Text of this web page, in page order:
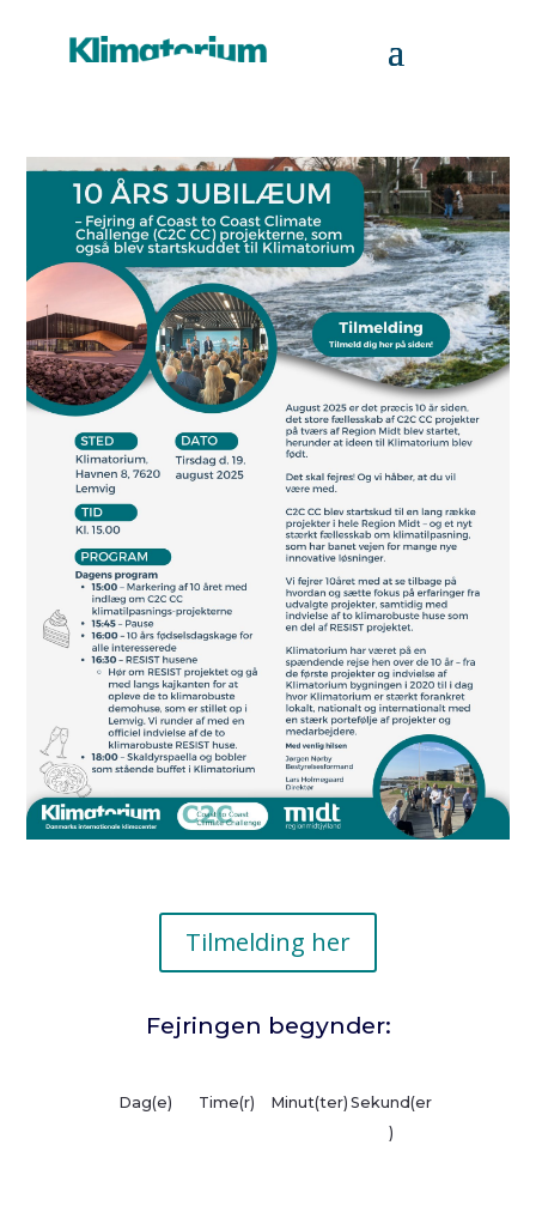
Tilmelding her
Fejringen begynder:
Dag(e) Time(r) Minut(ter) Sekund(er
)